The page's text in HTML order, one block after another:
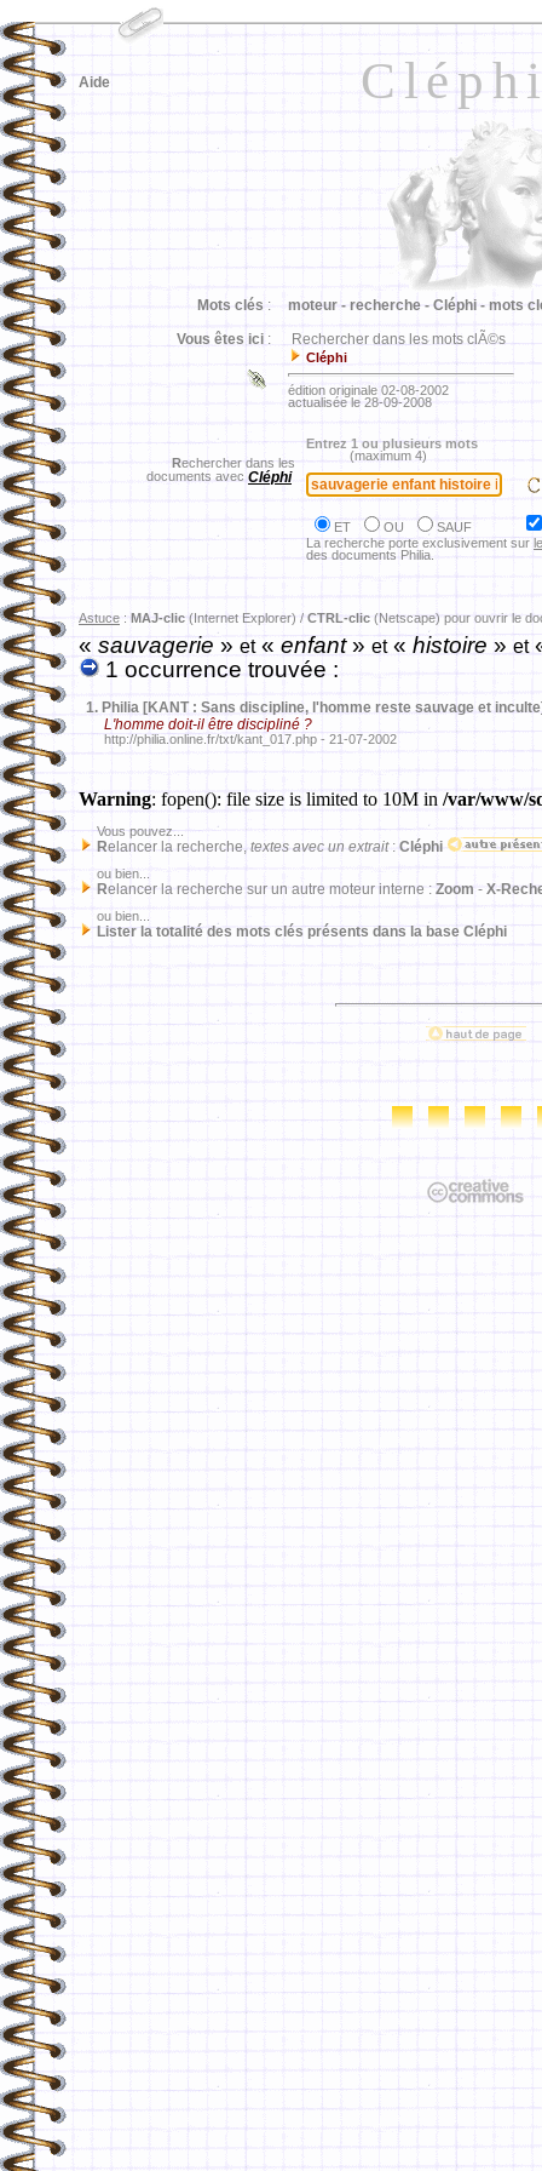
Aide
Mots clés : moteur - recherche - Cléphi - mots
Vous êtes ici : Rechercher dans les mots clÃ©s
Cléphi
édition originale 02-08-2002
actualisée le 28-09-2008
Rechercher dans les
documents avec Cléphi
Entrez 1 ou plusieurs mots
(maximum 4)
ET OU
SAUF
La recherche porte exclusivement sur
des documents Philia.
Astuce : MAJ-clic (Internet Explorer) / CTRL-clic (Netscape) pour ouvrir le
«sauvagerie » et« enfant» et« histoire » et
1 occurrence trouvée :
1. Philia [KANT : Sans discipline, l'homme reste sauvage et
L'homme doit-il être discipliné ?
http://philia.online.fr/txt/kant_017.php - 21-07-2002
Warning: fopen(): file size is limited to 10M in /var/www/
Vous pouvez...
Relancer la recherche, textes avec un extrait: Cléphi
ou bien...
Relancer la recherche sur un autre moteur interne : Zoom - X-
ou bien...
Lister la totalité des mots clés présents dans la base Cléphi